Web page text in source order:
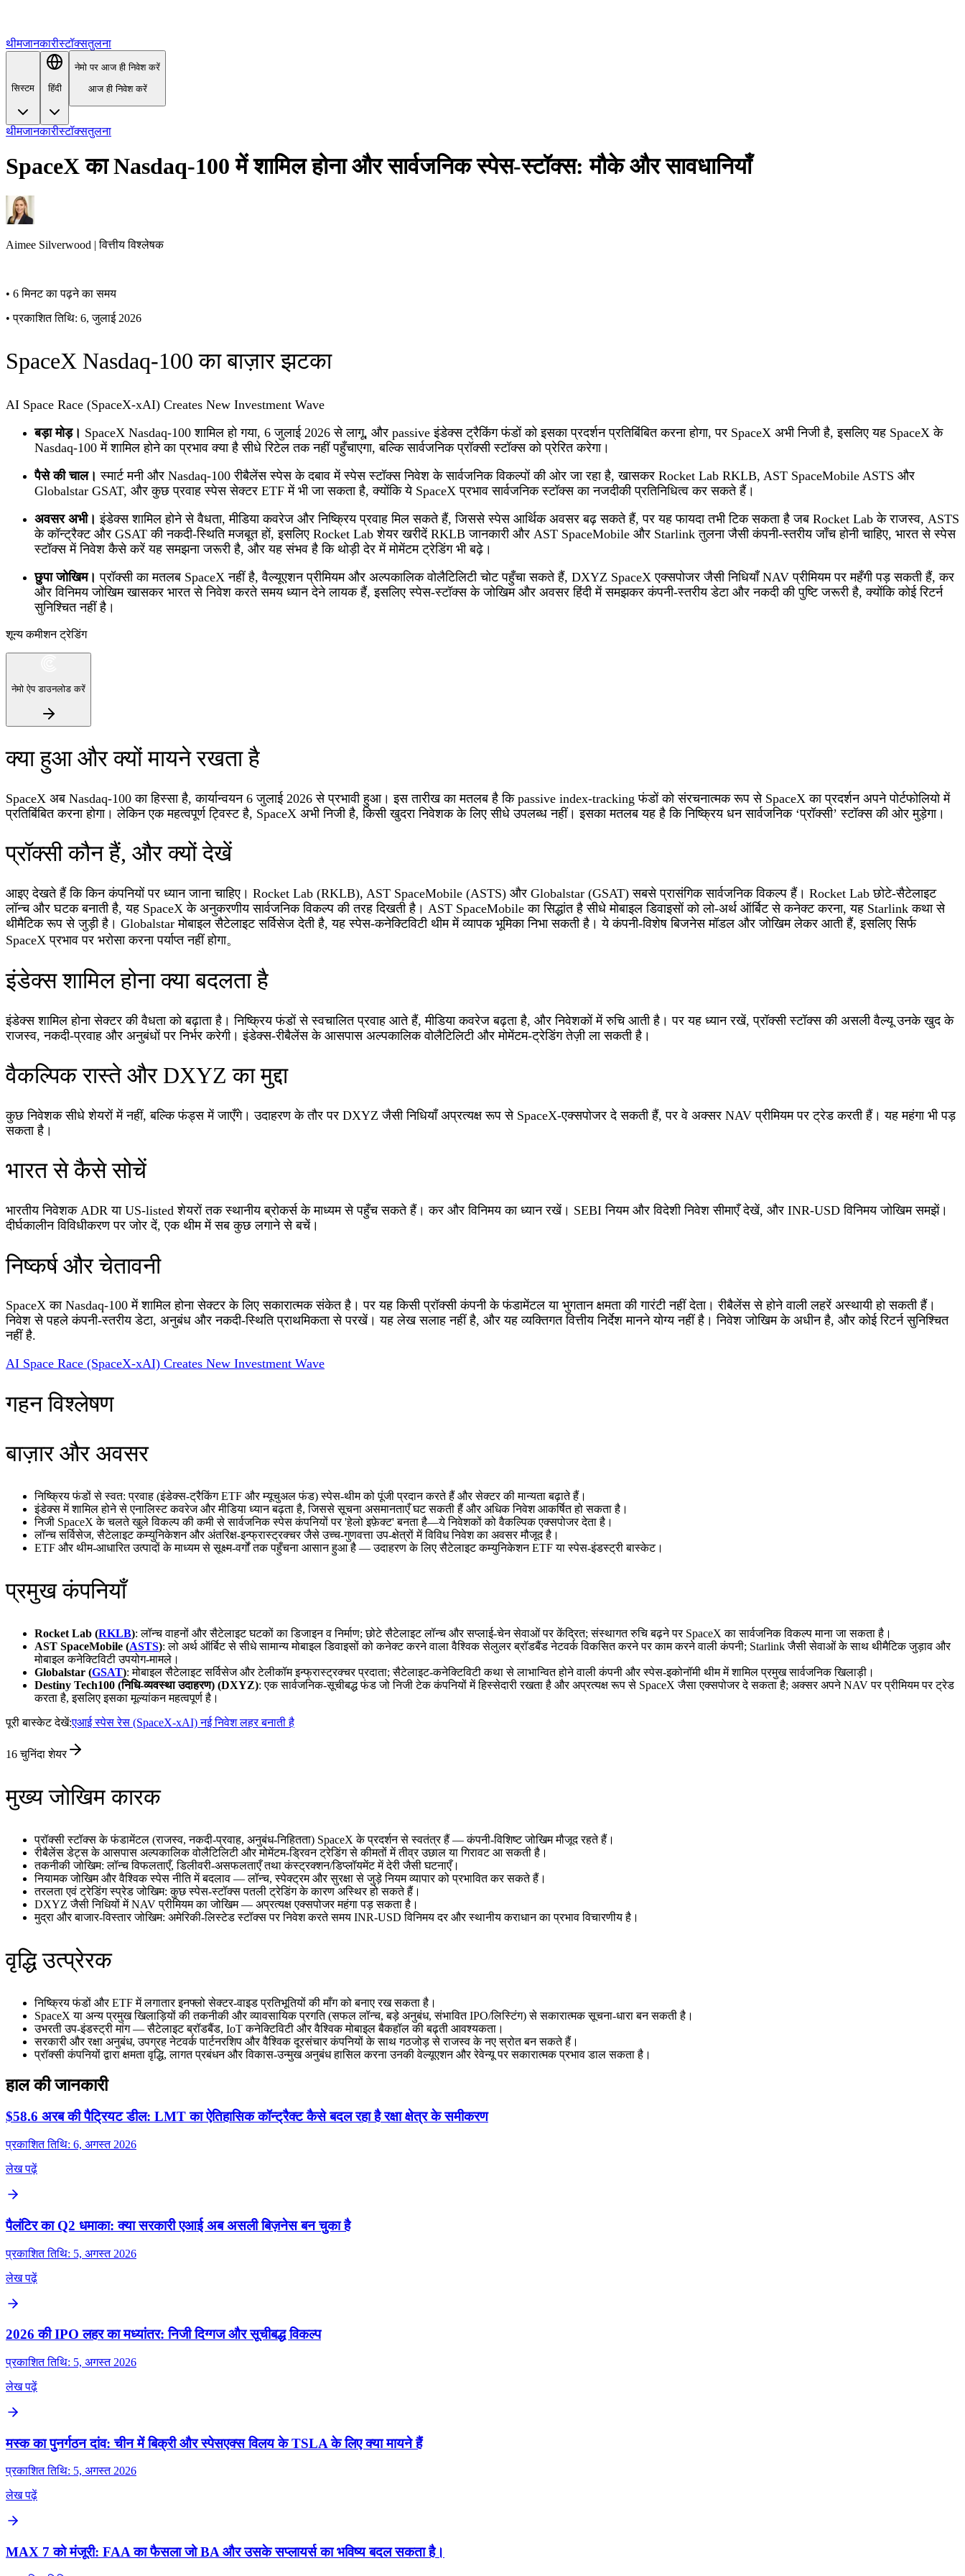
थीमजानकारीस्टॉक्सतुलना
सिस्टम हिंदी
नेमो पर आज ही निवेश करें
आज ही निवेश करें
थीमजानकारीस्टॉक्सतुलना
SpaceX का Nasdaq‑100 में शामिल होना और सार्वजनिक स्पेस‑स्टॉक्स: मौके और सावधानियाँ
Aimee Silverwood |वित्तीय विश्लेषक
• 6 मिनट का पढ़ने का समय
• प्रकाशित तिथि: 6, जुलाई 2026
SpaceX Nasdaq‑100 का बाज़ार झटका
AI Space Race (SpaceX-xAI) Creates New Investment Wave
बड़ा मोड़। SpaceX Nasdaq‑100 शामिल हो गया, 6 जुलाई 2026 से लागू, और passive इंडेक्स ट्रैकिंग फंडों को इसका प्रदर्शन प्रतिबिंबित करना होगा, पर SpaceX अभी निजी है, इसलिए यह SpaceX के
Nasdaq‑100 में शामिल होने का प्रभाव क्या है सीधे रिटेल तक नहीं पहुँचाएगा, बल्कि सार्वजनिक प्रॉक्सी स्टॉक्स को प्रेरित करेगा।
पैसे की चाल। स्मार्ट मनी और Nasdaq‑100 रीबैलेंस स्पेस के दबाव में स्पेस स्टॉक्स निवेश के सार्वजनिक विकल्पों की ओर जा रहा है, खासकर Rocket Lab RKLB, AST SpaceMobile ASTS और
Globalstar GSAT, और कुछ प्रवाह स्पेस सेक्टर ETF में भी जा सकता है, क्योंकि ये SpaceX प्रभाव सार्वजनिक स्टॉक्स का नजदीकी प्रतिनिधित्व कर सकते हैं।
अवसर अभी। इंडेक्स शामिल होने से वैधता, मीडिया कवरेज और निष्क्रिय प्रवाह मिल सकते हैं, जिससे स्पेस आर्थिक अवसर बढ़ सकते हैं, पर यह फायदा तभी टिक सकता है जब Rocket Lab के राजस्व, ASTS
के कॉन्ट्रैक्ट और GSAT की नकदी‑स्थिति मजबूत हों, इसलिए Rocket Lab शेयर खरीदें RKLB जानकारी और AST SpaceMobile और Starlink तुलना जैसी कंपनी‑स्तरीय जाँच होनी चाहिए, भारत से स्पेस
स्टॉक्स में निवेश कैसे करें यह समझना जरूरी है, और यह संभव है कि थोड़ी देर में मोमेंटम ट्रेडिंग भी बढ़े।
छुपा जोखिम। प्रॉक्सी का मतलब SpaceX नहीं है, वैल्यूएशन प्रीमियम और अल्पकालिक वोलैटिलिटी चोट पहुँचा सकते हैं, DXYZ SpaceX एक्सपोजर जैसी निधियाँ NAV प्रीमियम पर महँगी पड़ सकती हैं, कर
और विनिमय जोखिम खासकर भारत से निवेश करते समय ध्यान देने लायक हैं, इसलिए स्पेस‑स्टॉक्स के जोखिम और अवसर हिंदी में समझकर कंपनी‑स्तरीय डेटा और नकदी की पुष्टि जरूरी है, क्योंकि कोई रिटर्न
सुनिश्चित नहीं है।
शून्य कमीशन ट्रेडिंग
नेमो ऐप डाउनलोड करें
क्या हुआ और क्यों मायने रखता है
SpaceX अब Nasdaq‑100 का हिस्सा है, कार्यान्वयन 6 जुलाई 2026 से प्रभावी हुआ। इस तारीख का मतलब है कि passive index‑tracking फंडों को संरचनात्मक रूप से SpaceX का प्रदर्शन अपने पोर्टफोलियो में
प्रतिबिंबित करना होगा। लेकिन एक महत्वपूर्ण ट्विस्ट है, SpaceX अभी निजी है, किसी खुदरा निवेशक के लिए सीधे उपलब्ध नहीं। इसका मतलब यह है कि निष्क्रिय धन सार्वजनिक ‘प्रॉक्सी’ स्टॉक्स की ओर मुड़ेगा।
प्रॉक्सी कौन हैं, और क्यों देखें
आइए देखते हैं कि किन कंपनियों पर ध्यान जाना चाहिए। Rocket Lab (RKLB), AST SpaceMobile (ASTS) और Globalstar (GSAT) सबसे प्रासंगिक सार्वजनिक विकल्प हैं। Rocket Lab छोटे‑सैटेलाइट
लॉन्च और घटक बनाती है, यह SpaceX के अनुकरणीय सार्वजनिक विकल्प की तरह दिखती है। AST SpaceMobile का सिद्धांत है सीधे मोबाइल डिवाइसों को लो‑अर्थ ऑर्बिट से कनेक्ट करना, यह Starlink कथा से
थीमैटिक रूप से जुड़ी है। Globalstar मोबाइल सैटेलाइट सर्विसेज देती है, यह स्पेस‑कनेक्टिविटी थीम में व्यापक भूमिका निभा सकती है। ये कंपनी‑विशेष बिजनेस मॉडल और जोखिम लेकर आती हैं, इसलिए सिर्फ
SpaceX प्रभाव पर भरोसा करना पर्याप्त नहीं होगा。
इंडेक्स शामिल होना क्या बदलता है
इंडेक्स शामिल होना सेक्टर की वैधता को बढ़ाता है। निष्क्रिय फंडों से स्वचालित प्रवाह आते हैं, मीडिया कवरेज बढ़ता है, और निवेशकों में रुचि आती है। पर यह ध्यान रखें, प्रॉक्सी स्टॉक्स की असली वैल्यू उनके खुद के
राजस्व, नकदी‑प्रवाह और अनुबंधों पर निर्भर करेगी। इंडेक्स‑रीबैलेंस के आसपास अल्पकालिक वोलैटिलिटी और मोमेंटम‑ट्रेडिंग तेज़ी ला सकती है।
वैकल्पिक रास्ते और DXYZ का मुद्दा
कुछ निवेशक सीधे शेयरों में नहीं, बल्कि फंड्स में जाएँगे। उदाहरण के तौर पर DXYZ जैसी निधियाँ अप्रत्यक्ष रूप से SpaceX‑एक्सपोजर दे सकती हैं, पर वे अक्सर NAV प्रीमियम पर ट्रेड करती हैं। यह महंगा भी पड़
सकता है।
भारत से कैसे सोचें
भारतीय निवेशक ADR या US‑listed शेयरों तक स्थानीय ब्रोकर्स के माध्यम से पहुँच सकते हैं। कर और विनिमय का ध्यान रखें। SEBI नियम और विदेशी निवेश सीमाएँ देखें, और INR‑USD विनिमय जोखिम समझें।
दीर्घकालीन विविधीकरण पर जोर दें, एक थीम में सब कुछ लगाने से बचें।
निष्कर्ष और चेतावनी
SpaceX का Nasdaq‑100 में शामिल होना सेक्टर के लिए सकारात्मक संकेत है। पर यह किसी प्रॉक्सी कंपनी के फंडामेंटल या भुगतान क्षमता की गारंटी नहीं देता। रीबैलेंस से होने वाली लहरें अस्थायी हो सकती हैं।
निवेश से पहले कंपनी‑स्तरीय डेटा, अनुबंध और नकदी‑स्थिति प्राथमिकता से परखें। यह लेख सलाह नहीं है, और यह व्यक्तिगत वित्तीय निर्देश मानने योग्य नहीं है। निवेश जोखिम के अधीन है, और कोई रिटर्न सुनिश्चित
नहीं है.
AI Space Race (SpaceX-xAI) Creates New Investment Wave
गहन विश्लेषण
बाज़ार और अवसर
निष्क्रिय फंडों से स्वत: प्रवाह (इंडेक्स‑ट्रैकिंग ETF और म्यूचुअल फंड) स्पेस‑थीम को पूंजी प्रदान करते हैं और सेक्टर की मान्यता बढ़ाते हैं।
इंडेक्स में शामिल होने से एनालिस्ट कवरेज और मीडिया ध्यान बढ़ता है, जिससे सूचना असमानताएँ घट सकती हैं और अधिक निवेश आकर्षित हो सकता है।
निजी SpaceX के चलते खुले विकल्प की कमी से सार्वजनिक स्पेस कंपनियों पर 'हेलो इफ़ेक्ट' बनता है—ये निवेशकों को वैकल्पिक एक्सपोजर देता है।
लॉन्च सर्विसेज, सैटेलाइट कम्युनिकेशन और अंतरिक्ष‑इन्फ्रास्ट्रक्चर जैसे उच्च‑गुणवत्ता उप‑क्षेत्रों में विविध निवेश का अवसर मौजूद है।
ETF और थीम‑आधारित उत्पादों के माध्यम से सूक्ष्म‑वर्गों तक पहुँचना आसान हुआ है — उदाहरण के लिए सैटेलाइट कम्युनिकेशन ETF या स्पेस‑इंडस्ट्री बास्केट।
प्रमुख कंपनियाँ
Rocket Lab (RKLB): लॉन्च वाहनों और सैटेलाइट घटकों का डिजाइन व निर्माण; छोटे सैटेलाइट लॉन्च और सप्लाई‑चेन सेवाओं पर केंद्रित; संस्थागत रुचि बढ़ने पर SpaceX का सार्वजनिक विकल्प माना जा सकता है।
AST SpaceMobile (ASTS): लो अर्थ ऑर्बिट से सीधे सामान्य मोबाइल डिवाइसों को कनेक्ट करने वाला वैश्विक सेलुलर ब्रॉडबैंड नेटवर्क विकसित करने पर काम करने वाली कंपनी; Starlink जैसी सेवाओं के साथ थीमैटिक जुड़ाव और
मोबाइल कनेक्टिविटी उपयोग‑मामले।
Globalstar (GSAT): मोबाइल सैटेलाइट सर्विसेज और टेलीकॉम इन्फ्रास्ट्रक्चर प्रदाता; सैटेलाइट‑कनेक्टिविटी कथा से लाभान्वित होने वाली कंपनी और स्पेस‑इकोनॉमी थीम में शामिल प्रमुख सार्वजनिक खिलाड़ी।
Destiny Tech100 (निधि‑व्यवस्था उदाहरण) (DXYZ): एक सार्वजनिक‑सूचीबद्ध फंड जो निजी टेक कंपनियों में हिस्सेदारी रखता है और अप्रत्यक्ष रूप से SpaceX जैसा एक्सपोजर दे सकता है; अक्सर अपने NAV पर प्रीमियम पर ट्रेड
करता है, इसलिए इसका मूल्यांकन महत्वपूर्ण है।
पूरी बास्केट देखें:एआई स्पेस रेस (SpaceX-xAI) नई निवेश लहर बनाती है
16 चुनिंदा शेयर
मुख्य जोखिम कारक
प्रॉक्सी स्टॉक्स के फंडामेंटल (राजस्व, नकदी‑प्रवाह, अनुबंध‑निहितता) SpaceX के प्रदर्शन से स्वतंत्र हैं — कंपनी‑विशिष्ट जोखिम मौजूद रहते हैं।
रीबैलेंस डेट्स के आसपास अल्पकालिक वोलैटिलिटी और मोमेंटम‑ड्रिवन ट्रेडिंग से कीमतों में तीव्र उछाल या गिरावट आ सकती है।
तकनीकी जोखिम: लॉन्च विफलताएँ, डिलीवरी‑असफलताएँ तथा कंस्ट्रक्शन/डिप्लॉयमेंट में देरी जैसी घटनाएँ।
नियामक जोखिम और वैश्विक स्पेस नीति में बदलाव — लॉन्च, स्पेक्ट्रम और सुरक्षा से जुड़े नियम व्यापार को प्रभावित कर सकते हैं।
तरलता एवं ट्रेडिंग स्प्रेड जोखिम: कुछ स्पेस‑स्टॉक्स पतली ट्रेडिंग के कारण अस्थिर हो सकते हैं।
DXYZ जैसी निधियों में NAV प्रीमियम का जोखिम — अप्रत्यक्ष एक्सपोजर महंगा पड़ सकता है।
मुद्रा और बाजार‑विस्तार जोखिम: अमेरिकी‑लिस्टेड स्टॉक्स पर निवेश करते समय INR‑USD विनिमय दर और स्थानीय कराधान का प्रभाव विचारणीय है।
वृद्धि उत्प्रेरक
निष्क्रिय फंडों और ETF में लगातार इनफ्लो सेक्टर‑वाइड प्रतिभूतियों की माँग को बनाए रख सकता है।
SpaceX या अन्य प्रमुख खिलाड़ियों की तकनीकी और व्यावसायिक प्रगति (सफल लॉन्च, बड़े अनुबंध, संभावित IPO/लिस्टिंग) से सकारात्मक सूचना‑धारा बन सकती है।
उभरती उप‑इंडस्ट्री मांग — सैटेलाइट ब्रॉडबैंड, IoT कनेक्टिविटी और वैश्विक मोबाइल बैकहॉल की बढ़ती आवश्यकता।
सरकारी और रक्षा अनुबंध, उपग्रह नेटवर्क पार्टनरशिप और वैश्विक दूरसंचार कंपनियों के साथ गठजोड़ से राजस्व के नए स्रोत बन सकते हैं।
प्रॉक्सी कंपनियों द्वारा क्षमता वृद्धि, लागत प्रबंधन और विकास‑उन्मुख अनुबंध हासिल करना उनकी वेल्यूएशन और रेवेन्यू पर सकारात्मक प्रभाव डाल सकता है।
हाल की जानकारी
$58.6 अरब की पैट्रियट डील: LMT का ऐतिहासिक कॉन्ट्रैक्ट कैसे बदल रहा है रक्षा क्षेत्र के समीकरण
प्रकाशित तिथि: 6, अगस्त 2026
लेख पढ़ें
पैलंटिर का Q2 धमाका: क्या सरकारी एआई अब असली बिज़नेस बन चुका है
प्रकाशित तिथि: 5, अगस्त 2026
लेख पढ़ें
2026 की IPO लहर का मध्यांतर: निजी दिग्गज और सूचीबद्ध विकल्प
प्रकाशित तिथि: 5, अगस्त 2026
लेख पढ़ें
मस्क का पुनर्गठन दांव: चीन में बिक्री और स्पेसएक्स विलय के TSLA के लिए क्या मायने हैं
प्रकाशित तिथि: 5, अगस्त 2026
लेख पढ़ें
MAX 7 को मंजूरी: FAA का फैसला जो BA और उसके सप्लायर्स का भविष्य बदल सकता है।